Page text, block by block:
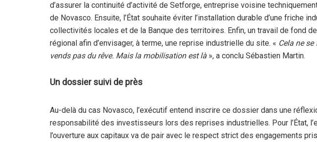
d’assurer la continuité d’activité de Setforge, entreprise voisine
de Novasco. Ensuite, l’État souhaite éviter l’installation durable d’une friche
collectivités locales et de la Banque des territoires. Enfin, un travail de fond
régional afin d’envisager, à terme, une reprise industrielle du site. « Cela ne
vends pas du rêve. Mais la mobilisation est là », a conclu Sébastien Martin.
Un dossier suivi de près
Au-delà du cas Novasco, l’exécutif entend inscrire ce dossier dans une
responsabilité des investisseurs lors des reprises industrielles. Pour l’État,
l’ouverture aux capitaux va de pair avec le respect strict des engagements